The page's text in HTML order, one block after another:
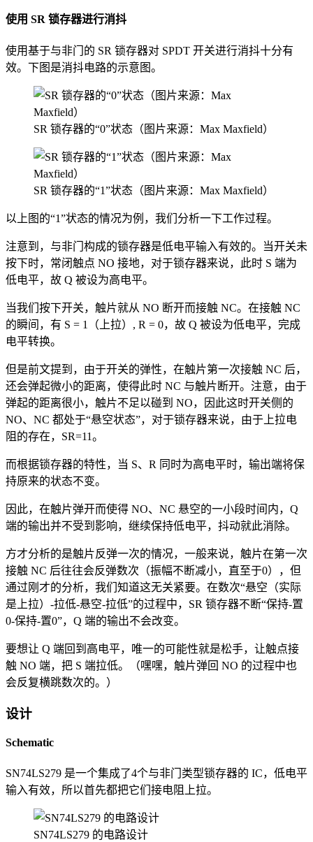
使用 SR 锁存器进行消抖
使用基于与非门的 SR 锁存器对 SPDT 开关进行消抖十分有
效。下图是消抖电路的示意图。
SR 锁存器的“0”状态（图片来源：Max Maxfield）
SR 锁存器的“1”状态（图片来源：Max Maxfield）
以上图的“1”状态的情况为例，我们分析一下工作过程。
注意到，与非门构成的锁存器是低电平输入有效的。当开关未
按下时，常闭触点 NO 接地，对于锁存器来说，此时 S 端为
低电平，故 Q 被设为高电平。
当我们按下开关，触片就从 NO 断开而接触 NC。在接触 NC
的瞬间，有 S = 1（上拉）, R = 0，故 Q 被设为低电平，完成
电平转换。
但是前文提到，由于开关的弹性，在触片第一次接触 NC 后，
还会弹起微小的距离，使得此时 NC 与触片断开。注意，由于
弹起的距离很小，触片不足以碰到 NO，因此这时开关侧的
NO、NC 都处于“悬空状态”，对于锁存器来说，由于上拉电
阻的存在，SR=11。
而根据锁存器的特性，当 S、R 同时为高电平时，输出端将保
持原来的状态不变。
因此，在触片弹开而使得 NO、NC 悬空的一小段时间内，Q
端的输出并不受到影响，继续保持低电平，抖动就此消除。
方才分析的是触片反弹一次的情况，一般来说，触片在第一次
接触 NC 后往往会反弹数次（振幅不断减小，直至于0），但
通过刚才的分析，我们知道这无关紧要。在数次“悬空（实际
是上拉）-拉低-悬空-拉低”的过程中，SR 锁存器不断“保持-置
0-保持-置0”，Q 端的输出不会改变。
要想让 Q 端回到高电平，唯一的可能性就是松手，让触点接
触 NO 端，把 S 端拉低。（嘿嘿，触片弹回 NO 的过程中也
会反复横跳数次的。）
设计
Schematic
SN74LS279 是一个集成了4个与非门类型锁存器的 IC，低电平
输入有效，所以首先都把它们接电阻上拉。
SN74LS279 的电路设计